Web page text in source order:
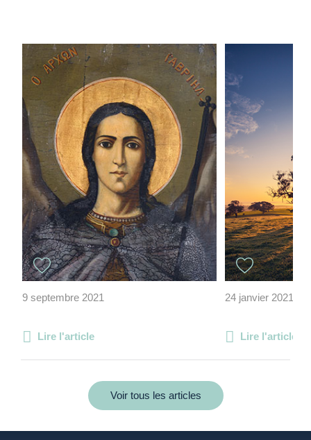
9 septembre 2021
Lire l'article
24 janvier 2021
Lire l'article
Voir tous les articles